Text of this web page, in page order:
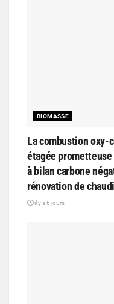
BIOMASSE
La combustion oxy-
étagée
à bilan carbone
rénovation de
il y a 6 jours